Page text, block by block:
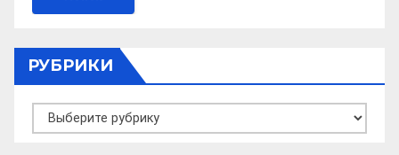
РУБРИКИ
Рубрики